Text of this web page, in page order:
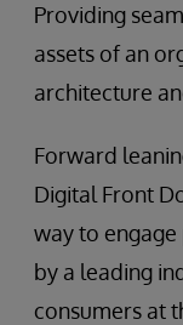
Providing
assets of an
architecture
Forward
Digital Front
way to
by a leading
consumers at